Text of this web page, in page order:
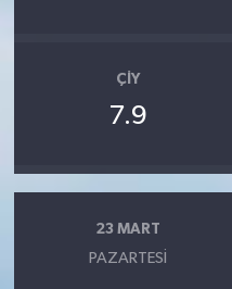
ÇIY
7.9
23 MART
PAZARTESI